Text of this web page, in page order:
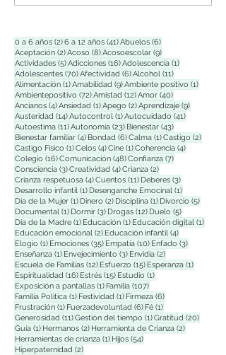
0 a 6 años (2)2 entradas
6 a 12 años (41)41 entradas
Abuelos (6)6 entradas
Aceptación (2)2 entradas
Acoso (8)8 entradas
Acosoescolar (9)9 entradas
Actividades (5)5 entradas
Adicciones (16)16 entradas
Adolescencia (1)1 entrada
Adolescentes (70)70 entradas
Afectividad (6)6 entradas
Alcohol (11)11 entradas
Alimentación (1)1 entrada
Amabilidad (9)9 entradas
Ambiente positivo (1)1 entrada
Ambientepositivo (72)72 entradas
Amistad (12)12 entradas
Amor (40)40 entradas
Ancianos (4)4 entradas
Ansiedad (1)1 entrada
Apego (2)2 entradas
Aprendizaje (9)9 entradas
Austeridad (14)14 entradas
Autocontrol (1)1 entrada
Autocuidado (41)41 entradas
Autoestima (11)11 entradas
Autonomía (23)23 entradas
Bienestar (43)43 entradas
Bienestar familiar (4)4 entradas
Bondad (6)6 entradas
Calma (1)1 entrada
Castigo (2)2
Castigo Físico (1)1 entrada
Celos (4)4 entradas
Cine (1)1 entrada
Coherencia (4)4 entradas
Colegio (16)16 entradas
Comunicación (48)48 entradas
Confianza (7)7 entradas
Consciencia (3)3 entradas
Creatividad (4)4 entradas
Crianza (2)2 entradas
Crianza respetuosa (4)4 entradas
Cuentos (11)11 entradas
Deberes (3)3 entradas
Desarrollo infantil (1)1 entrada
Desenganche Emocinal (1)1 entrada
Dia de la Mujer (1)1 entrada
Dinero (2)2 entradas
Disciplina (1)1 entrada
Divorcio (5)5
Documental (1)1 entrada
Dormir (3)3 entradas
Drogas (12)12 entradas
Duelo (5)5 entradas
Día de la Madre (1)1 entrada
Educación (1)1 entrada
Educación digital (1)1
Educación emocional (2)2 entradas
Educación infantil (4)4 entradas
Elogio (1)1 entrada
Emociones (35)35 entradas
Empatía (10)10 entradas
Enfado (3)3 entradas
Enseñanza (1)1 entrada
Envejecimiento (3)3 entradas
Envidia (2)2 entradas
Escuela de Familias (12)12 entradas
Esfuerzo (15)15 entradas
Esperanza (1)1 entrada
Espiritualidad (16)16 entradas
Estrés (15)15 entradas
Estudio (1)1 entrada
Exposición a pantallas (1)1 entrada
Familia (107)107 entradas
Familia Polìtica (1)1 entrada
Festividad (1)1 entrada
Firmeza (6)6 entradas
Frustración (1)1 entrada
Fuerzadevoluntad (6)6 entradas
Fé (1)1 entrada
Generosidad (11)11 entradas
Gestión del tiempo (1)1 entrada
Gratitud (20)20
Guía (1)1 entrada
Hermanos (2)2 entradas
Herramienta de Crianza (2)2 entradas
Herramientas de crianza (1)1 entrada
Hijos (54)54 entradas
Hiperpaternidad (2)2 entradas